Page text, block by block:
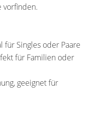
vorfinden.
für Singles oder Paare
für Familien oder
geeignet für